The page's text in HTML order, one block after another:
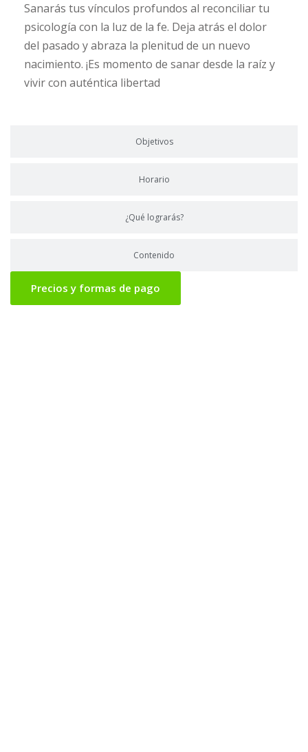
Objetivos
Horario
¿Qué lograrás?
Contenido
Sanarás tus vínculos profundos al reconciliar tu
psicología con la luz de la fe. Deja atrás el dolor
del pasado y abraza la plenitud de un nuevo
nacimiento. ¡Es momento de sanar desde la raíz y
vivir con auténtica libertad
Precios y formas de pago